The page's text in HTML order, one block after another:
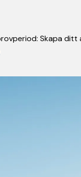
Skapa